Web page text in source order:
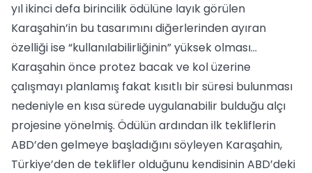
yıl ikinci defa birincilik ödülüne layık görülen
Karaşahin’in bu tasarımını diğerlerinden ayıran
özelliği ise “kullanılabilirliğinin” yüksek olması...
Karaşahin önce protez bacak ve kol üzerine
çalışmayı planlamış fakat kısıtlı bir süresi bulunması
nedeniyle en kısa sürede uygulanabilir bulduğu alçı
projesine yönelmiş. Ödülün ardından ilk tekliflerin
ABD’den gelmeye başladığını söyleyen Karaşahin,
Türkiye’den de teklifler olduğunu kendisinin ABD’deki